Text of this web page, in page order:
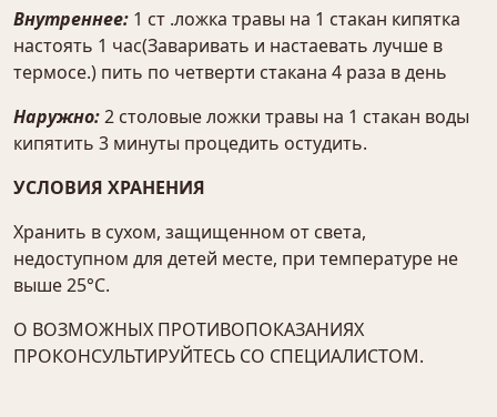
Внутреннее: 1 ст .ложка травы на 1 стакан кипятка
настоять 1 час(Заваривать и настаевать лучше в
термосе.) пить по четверти стакана 4 раза в день
Наружно:2 столовые ложки травы на 1 стакан воды
кипятить 3 минуты процедить остудить.
УСЛОВИЯ ХРАНЕНИЯ
Хранить в сухом, защищенном от света,
недоступном для детей месте, при температуре не
выше 25°С.
О ВОЗМОЖНЫХ ПРОТИВОПОКАЗАНИЯХ
ПРОКОНСУЛЬТИРУЙТЕСЬ СО СПЕЦИАЛИСТОМ.